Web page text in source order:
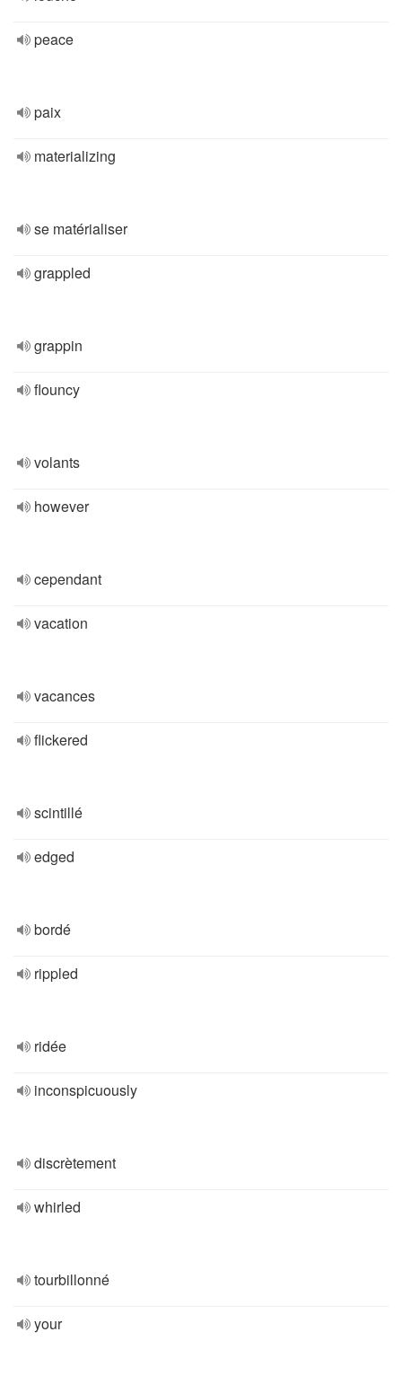
peace
paix
materializing
se matérialiser
grappled
grappin
flouncy
volants
however
cependant
vacation
vacances
flickered
scintillé
edged
bordé
rippled
ridée
inconspicuously
discrètement
whirled
tourbillonné
your